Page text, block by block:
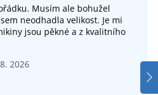
bunda Howard
DO 5 DNŮ2v1 LUTON
Musím ale bohužel
neodhadla velikost. Je mi
jsou pěkné a z kvalitního
2026